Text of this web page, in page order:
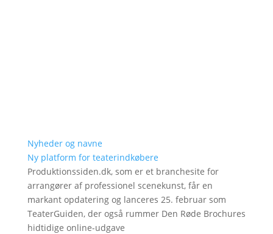
Nyheder og navne
Ny platform for teaterindkøbere
Produktionssiden.dk, som er et branchesite for
arrangører af professionel scenekunst, får en
markant opdatering og lanceres 25. februar som
TeaterGuiden, der også rummer Den Røde Brochures
hidtidige online-udgave